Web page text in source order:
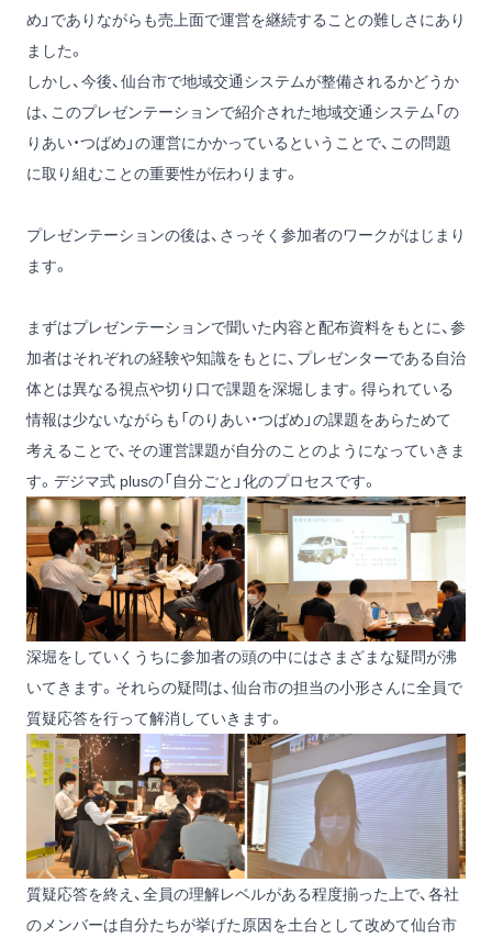
め」でありながらも売上面で運営を継続することの難しさにあり
ました。
しかし、今後、仙台市で地域交通システムが整備されるかどうか
は、このプレゼンテーションで紹介された地域交通システム「の
りあい・つばめ」の運営にかかっているということで、この問題
に取り組むことの重要性が伝わります。
プレゼンテーションの後は、さっそく参加者のワークがはじまり
ます。
まずはプレゼンテーションで聞いた内容と配布資料をもとに、参
加者はそれぞれの経験や知識をもとに、プレゼンターである自治
体とは異なる視点や切り口で課題を深堀します。得られている
情報は少ないながらも「のりあい・つばめ」の課題をあらためて
考えることで、その運営課題が自分のことのようになっていきま
す。デジマ式 plusの「自分ごと」化のプロセスです。
深堀をしていくうちに参加者の頭の中にはさまざまな疑問が沸
いてきます。それらの疑問は、仙台市の担当の小形さんに全員で
質疑応答を行って解消していきます。
質疑応答を終え、全員の理解レベルがある程度揃った上で、各社
のメンバーは自分たちが挙げた原因を土台として改めて仙台市